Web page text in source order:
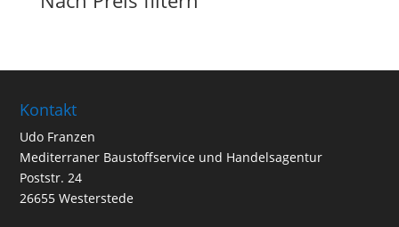
Kontakt
Udo Franzen
Mediterraner Baustoffservice und Handelsagentur
Poststr. 24
26655 Westerstede